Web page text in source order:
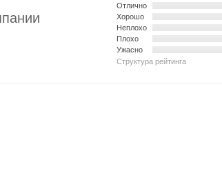
Структура рейтинга
Отлично
Хорошо
Неплохо
Плохо
Ужасно